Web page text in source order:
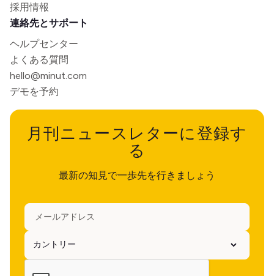
採用情報
連絡先とサポート
ヘルプセンター
よくある質問
hello@minut.com
デモを予約
月刊ニュースレターに登録す
る
最新の知見で一歩先を行きましょう